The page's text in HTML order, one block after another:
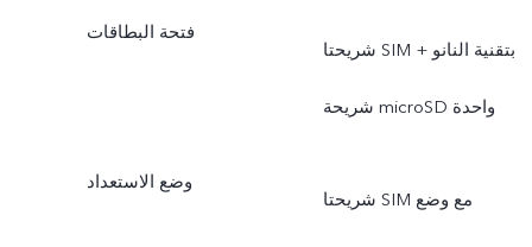
فتحة البطاقات
شريحتا SIM بتقنية النانو +
شريحة microSD واحدة
وضع الاستعداد
شريحتا SIM مع وضع